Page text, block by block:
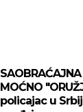
MOĆNO
policajac u